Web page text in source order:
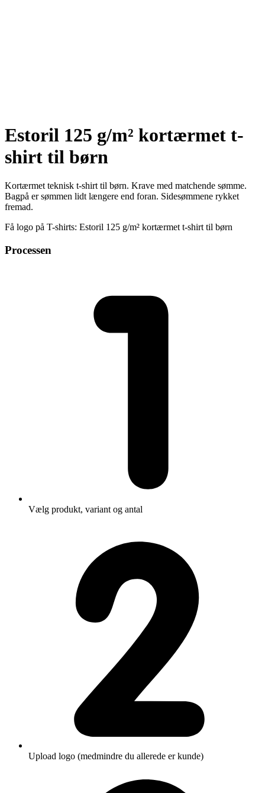
Estoril 125 g/m² kortærmet t-
shirt til børn
Kortærmet teknisk t-shirt til børn. Krave med matchende sømme.
Bagpå er sømmen lidt længere end foran. Sidesømmene rykket
fremad.
Få logo på T-shirts: Estoril 125 g/m² kortærmet t-shirt til børn
Processen
Vælg produkt, variant og antal
Upload logo (medmindre du allerede er kunde)